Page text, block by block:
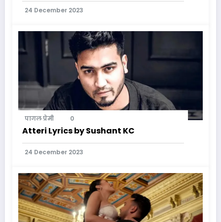
24 December 2023
पागल प्रेमी 0
Atteri Lyrics by Sushant KC
24 December 2023